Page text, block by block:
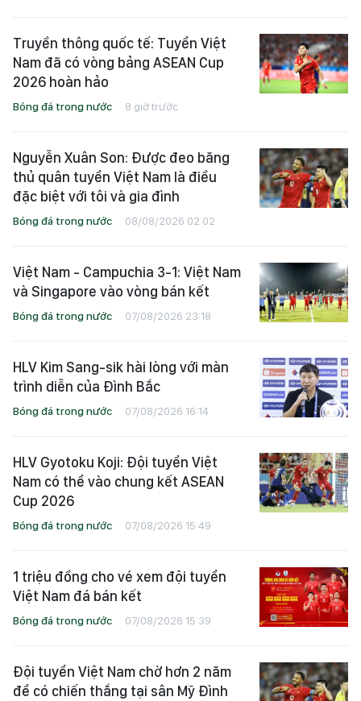
Truyền thông quốc tế: Tuyển Việt
Nam đã có vòng bảng ASEAN Cup
2026 hoàn hảo
Bóng đá trong nước 8 giờ trước
Nguyễn Xuân Son: Được đeo băng
thủ quân tuyển Việt Nam là điều
đặc biệt với tôi và gia đình
Bóng đá trong nước 08/08/2026 02:02
Việt Nam - Campuchia 3-1: Việt Nam
và Singapore vào vòng bán kết
Bóng đá trong nước 07/08/2026 23:18
HLV Kim Sang-sik hài lòng với màn
trình diễn của Đình Bắc
Bóng đá trong nước 07/08/2026 16:14
HLV Gyotoku Koji: Đội tuyển Việt
Nam có thể vào chung kết ASEAN
Cup 2026
Bóng đá trong nước 07/08/2026 15:49
1 triệu đồng cho vé xem đội tuyển
Việt Nam đá bán kết
Bóng đá trong nước 07/08/2026 15:39
Đội tuyển Việt Nam chờ hơn 2 năm
để có chiến thắng tại sân Mỹ Đình